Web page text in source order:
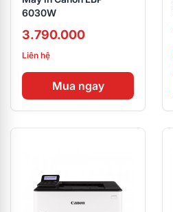
6030W
3.790.000
Liên hệ
Mua ngay